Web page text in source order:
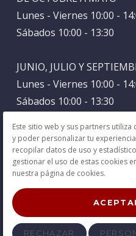
Lunes - Viernes 10:00 -
Sábados 10:00 - 13:30
JUNIO, JULIO Y
Lunes - Viernes 10:00 -
Sábados 10:00 - 13:30
AGOSTO
Lunes - Viernes 9:00 -
Sábados Cerrado
Este sitio web y sus partners
y poder personalizar tu
recopilar datos de uso y
gestionar el uso de estas cookies
nuestra página de cookies.
RECHAZAR